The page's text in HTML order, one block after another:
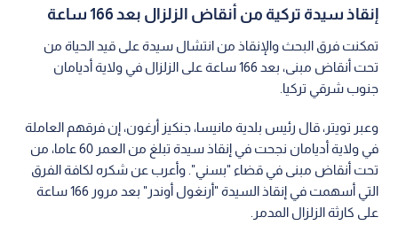
إنقاذ سيدة تركية من أنقاض الزلزال بعد 166 ساعة
تمكنت فرق البحث والإنقاذ من انتشال سيدة على قيد الحياة من
تحت أنقاض مبنى، بعد 166 ساعة على الزلزال في ولاية أديامان
جنوب شرقي تركيا.
وعبر تويتر، قال رئيس بلدية مانيسا، جنكيز أرغون، إن فرقهم العاملة
في ولاية أديامان نجحت في إنقاذ سيدة تبلغ من العمر 60 عاما، من
تحت أنقاض مبنى في قضاء "بسني". وأعرب عن شكره لكافة الفرق
التي أسهمت في إنقاذ السيدة "أرنغول أوندر" بعد مرور 166 ساعة
على كارثة الزلزال المدمر.